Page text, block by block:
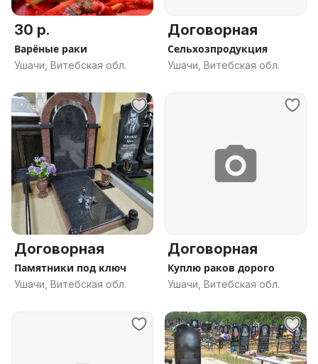
30 р.
Варёные раки
Ушачи, Витебская обл.
Договорная
Сельхозпродукция
Ушачи, Витебская обл.
Договорная
Памятники под ключ
Ушачи, Витебская обл.
Договорная
Куплю раков дорого
Ушачи, Витебская обл.